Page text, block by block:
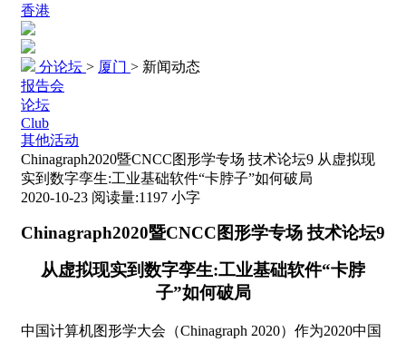
香港
分论坛 > 厦门 > 新闻动态
报告会
论坛
Club
其他活动
Chinagraph2020暨CNCC图形学专场 技术论坛9 从虚拟现
实到数字孪生:工业基础软件“卡脖子”如何破局
2020-10-23 阅读量:1197 小字
Chinagraph2020暨CNCC图形学专场 技术论坛9
从虚拟现实到数字孪生:工业基础软件“卡脖
子”如何破局
中国计算机图形学大会（Chinagraph 2020）作为2020中国